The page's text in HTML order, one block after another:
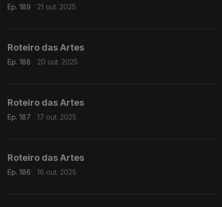
Ep. 189 21 out. 2025
Roteiro das Artes
Ep. 188 20 out. 2025
Roteiro das Artes
Ep. 187 17 out. 2025
Roteiro das Artes
Ep. 186 16 out. 2025